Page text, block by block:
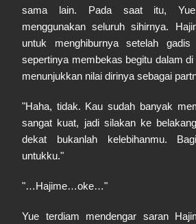
sama lain. Pada saat itu,
menggunakan seluruh sihirnya.
untuk menghiburnya setelah
sepertinya membekas begitu dalam
menunjukkan nilai dirinya sebagai
"Haha, tidak. Kau sudah banyak
sangat kuat, jadi silakan ke
dekat bukanlah kelebihanmu.
untukku."
"…Hajime…oke…"
Yue terdiam mendengar saran